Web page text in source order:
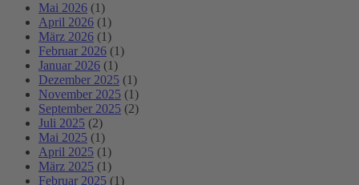
Mai 2026 (1)
April 2026 (1)
März 2026 (1)
Februar 2026 (1)
Januar 2026 (1)
Dezember 2025 (1)
November 2025 (1)
September 2025 (2)
Juli 2025 (2)
Mai 2025 (1)
April 2025 (1)
März 2025 (1)
Februar 2025 (1)